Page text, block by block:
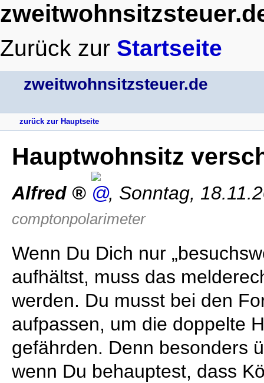
Zurück zur Startseite
zweitwohnsitzsteuer.de
zurück zur Hauptseite
Hauptwohnsitz
Alfred , Sonntag,
comptonpolarimeter
Wenn Du Dich nur
aufhältst, muss das
werden. Du musst bei den
aufpassen, um die doppelte
gefährden. Denn besonders
wenn Du behauptest, dass